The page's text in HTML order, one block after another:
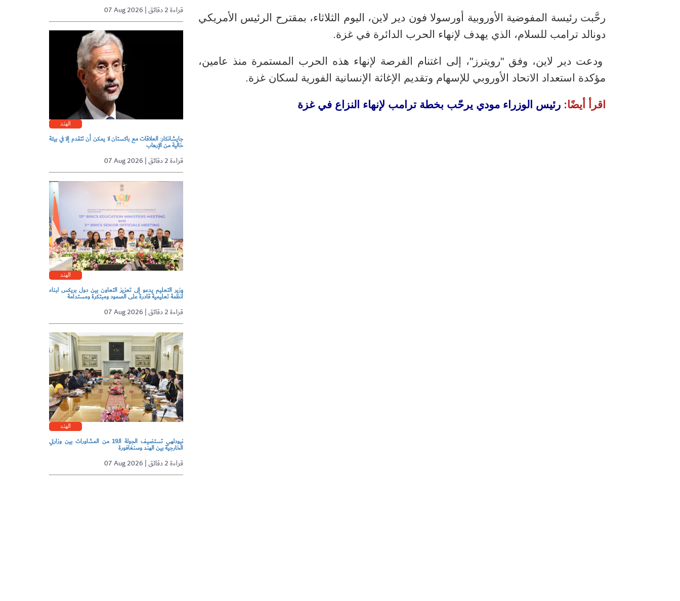
07 Aug 2026 | قراءة 2 دقائق
الهند
جايشانكار: العلاقات مع باكستان لا يمكن أن تتقدم إلا في بيئة
خالية من الإرهاب
07 Aug 2026 | قراءة 2 دقائق
الهند
وزير التعليم يدعو إلى تعزيز التعاون بين دول بريكس لبناء
أنظمة تعليمية قادرة على الصمود ومبتكرة ومستدامة
07 Aug 2026 | قراءة 2 دقائق
الهند
نيودلهي تستضيف الجولة الـ19 من المشاورات بين وزارتي
الخارجية بين الهند وسنغافورة
07 Aug 2026 | قراءة 2 دقائق
رحَّبت رئيسة المفوضية الأوروبية أورسولا فون دير لاين، اليوم الثلاثاء، بمقترح الرئيس الأمريكي
دونالد ترامب للسلام، الذي يهدف لإنهاء الحرب الدائرة في غزة.
ودعت دير لاين، وفق "رويترز"، إلى اغتنام الفرصة لإنهاء هذه الحرب المستمرة منذ عامين،
مؤكدة استعداد الاتحاد الأوروبي للإسهام وتقديم الإغاثة الإنسانية الفورية لسكان غزة.
اقرأ أيضًا: رئيس الوزراء مودي يرحّب بخطة ترامب لإنهاء النزاع في غزة